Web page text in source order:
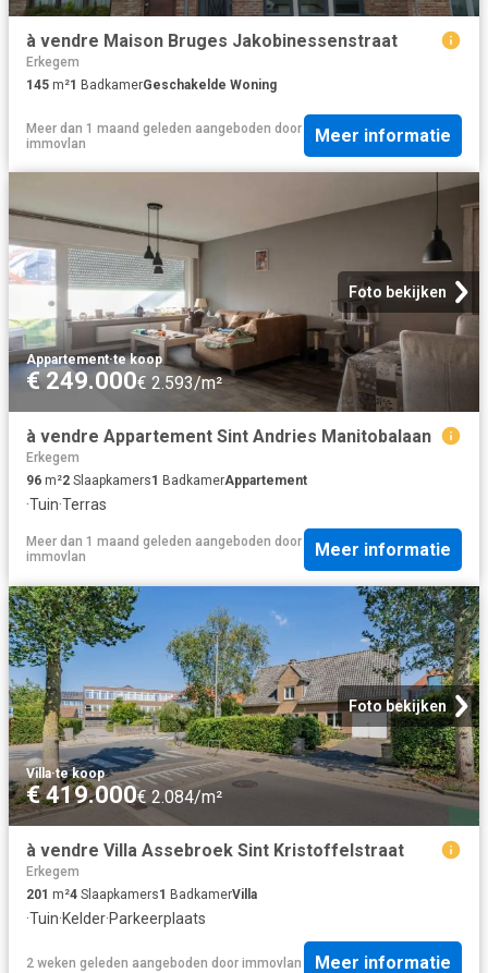
à vendre Maison Bruges Jakobinessenstraat
Erkegem
145 m²1 BadkamerGeschakelde Woning
Meer dan 1 maand geleden aangeboden door
immovlan
Meer informatie
Foto bekijken
Appartement·te koop
€ 249.000€ 2.593/m²
à vendre Appartement Sint Andries Manitobalaan
Erkegem
96 m²2 Slaapkamers1 BadkamerAppartement
·Tuin·Terras
Meer dan 1 maand geleden aangeboden door
immovlan
Meer informatie
Foto bekijken
Villa·te koop
€ 419.000€ 2.084/m²
à vendre Villa Assebroek Sint Kristoffelstraat
Erkegem
201 m²4 Slaapkamers1 BadkamerVilla
·Tuin·Kelder·Parkeerplaats
2 weken geleden aangeboden door immovlan Meer informatie